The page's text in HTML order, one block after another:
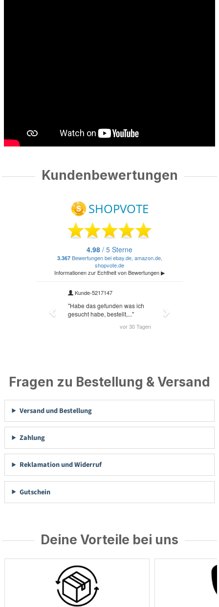
Kundenbewertungen
Fragen zu Bestellung & Versand
Versand und Bestellung
Zahlung
Reklamation und Widerruf
Gutschein
Deine Vorteile bei uns